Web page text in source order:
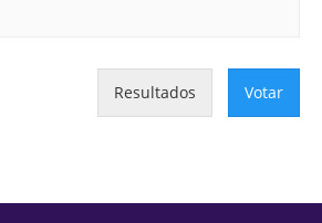
Resultados Votar